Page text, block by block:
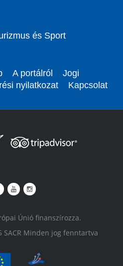
és Sport
A portálról
Jogi
nyilatkozat Kapcsolat
Únió finanszírozza.
SACR Minden jog fenntartva